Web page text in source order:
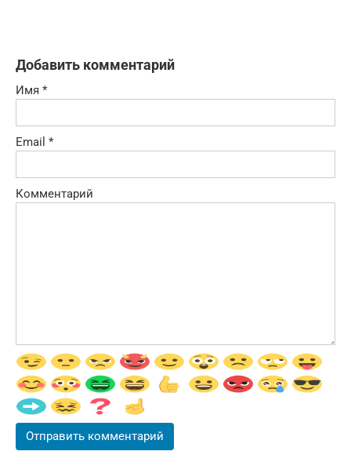
Добавить комментарий
Имя *
Email *
Комментарий